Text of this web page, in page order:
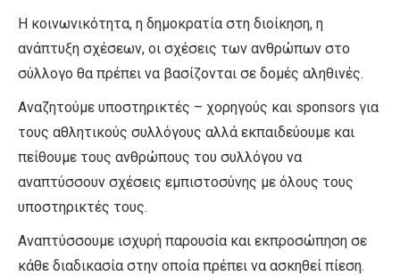
Η κοινωνικότητα, η δημοκρατία στη διοίκηση, η
ανάπτυξη σχέσεων, οι σχέσεις των ανθρώπων στο
σύλλογο θα πρέπει να βασίζονται σε δομές αληθινές.
Αναζητούμε υποστηρικτές – χορηγούς και sponsors για
τους αθλητικούς συλλόγους αλλά εκπαιδεύουμε και
πείθουμε τους ανθρώπους του συλλόγου να
αναπτύσσουν σχέσεις εμπιστοσύνης με όλους τους
υποστηρικτές τους.
Αναπτύσσουμε ισχυρή παρουσία και εκπροσώπηση σε
κάθε διαδικασία στην οποία πρέπει να ασκηθεί πίεση.